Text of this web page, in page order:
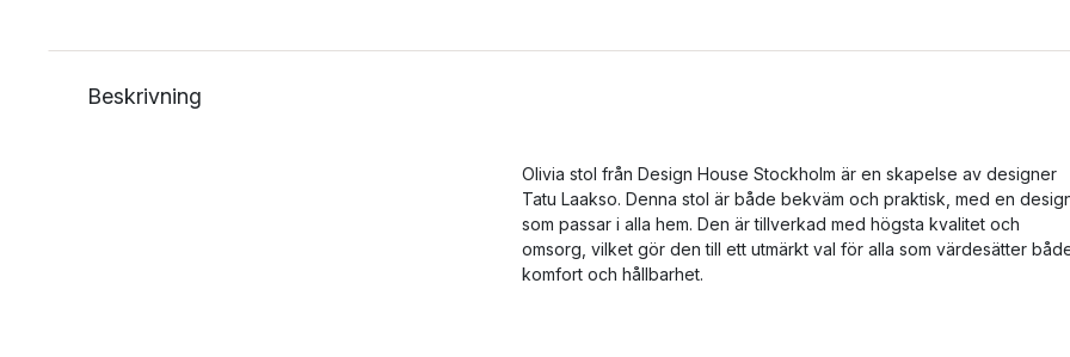
Beskrivning
Olivia stol från Design House Stockholm är en skapelse av designer
Tatu Laakso. Denna stol är både bekväm och praktisk, med en
som passar i alla hem. Den är tillverkad med högsta kvalitet och
omsorg, vilket gör den till ett utmärkt val för alla som värdesätter
komfort och hållbarhet.